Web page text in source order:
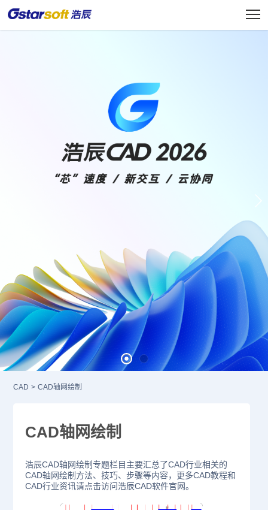
CAD > CAD轴网绘制
CAD轴网绘制
浩辰CAD轴网绘制专题栏目主要汇总了CAD行业相关的
CAD轴网绘制方法、技巧、步骤等内容，更多CAD教程和
CAD行业资讯请点击访问浩辰CAD软件官网。